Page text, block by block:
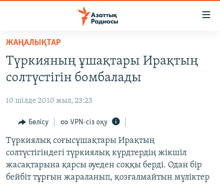
Skip
main
content
to
Navigation
Skip
to
Search
САЯСАТ
AZATTYQTV
ҚАҢТАР ОҚИҒАСЫ
АДАМ ҚҰҚЫҚТАРЫ
ӘЛЕУМЕТ
ӘЛЕМ
АРНАЙЫ ЖОБАЛАР
ЖАҢАЛЫҚТАР
Түркияның ұшақтары Ирақтың
солтүстігін бомбалады
10 шілде 2010 жыл, 23:23
Бөлісу VPN-сіз оқу
Түркиялық соғысұшақтары Ирақтың
солтүстігіндегі түркиялық күрдтердің жікшіл
жасақтарына қарсы әуеден соққы берді. Одан бір
бейбіт тұрғын жараланып, қозғалмайтын мүліктер